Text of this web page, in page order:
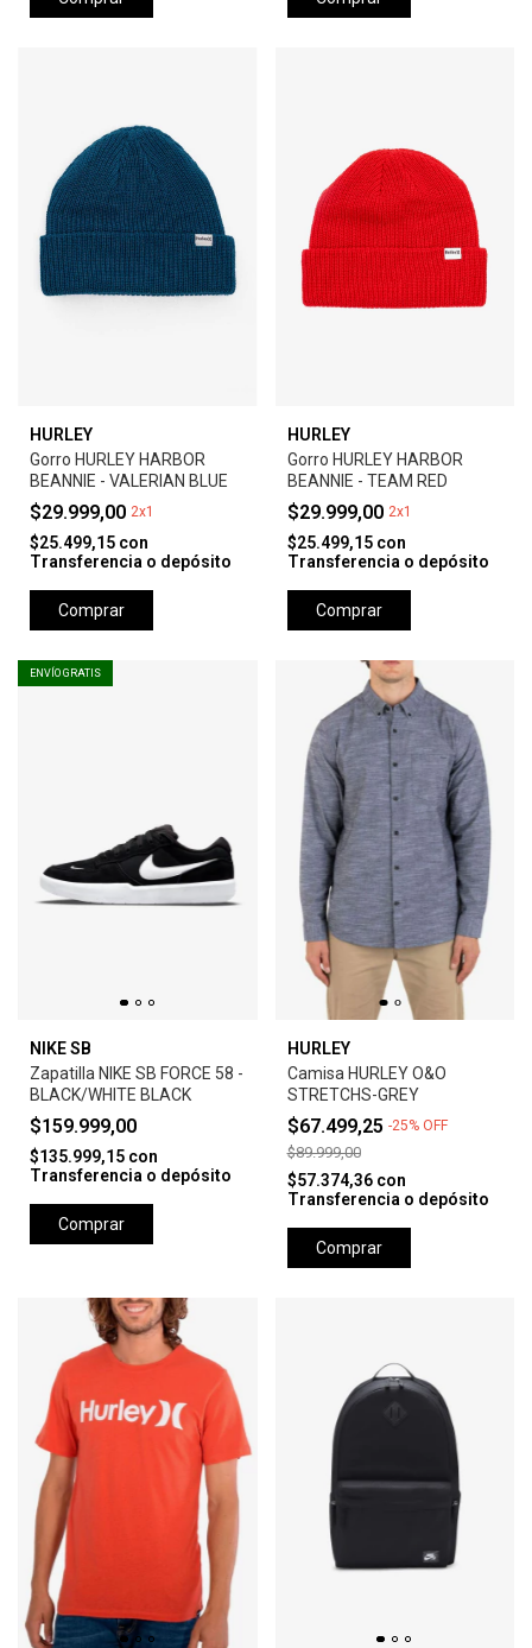
HURLEY
Gorro HURLEY HARBOR
BEANNIE - VALERIAN BLUE
$29.999,00 2x1
$25.499,15 con
Transferencia o depósito
Comprar
HURLEY
Gorro HURLEY HARBOR
BEANNIE - TEAM RED
$29.999,00 2x1
$25.499,15 con
Transferencia o depósito
Comprar
ENVÍO GRATIS
NIKE SB
Zapatilla NIKE SB FORCE 58 -
BLACK/WHITE BLACK
$159.999,00
$135.999,15 con
Transferencia o depósito
Comprar
HURLEY
Camisa HURLEY O&O
STRETCHS-GREY
$67.499,25 -25% OFF
$89.999,00
$57.374,36 con
Transferencia o depósito
Comprar